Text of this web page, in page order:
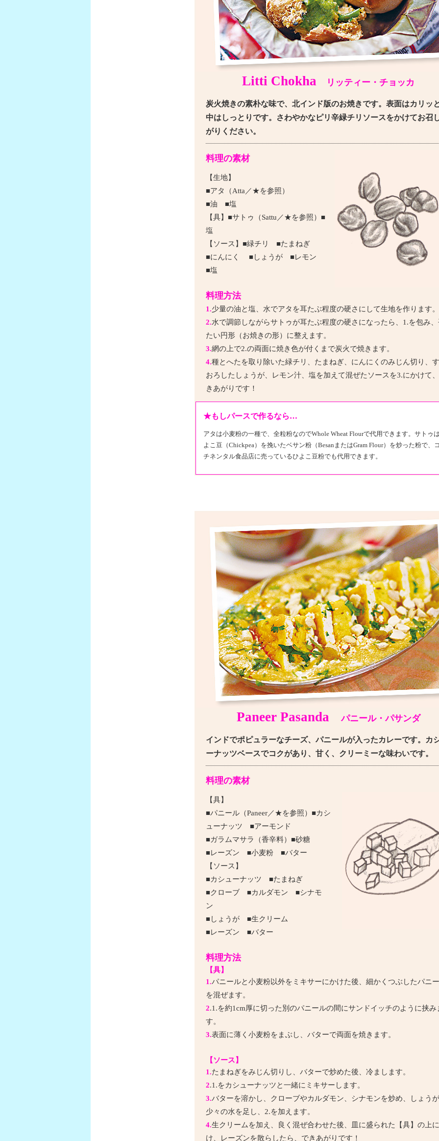
Litti Chokha リッティー・チョッカ
炭火焼きの素朴な味で、北インド版のお焼きです。表面はカリッ
中はしっとりです。さわやかなピリ辛緑チリソースをかけてお召
がりください。
料理の素材
【生地】
■アタ（Atta／★を参照）
■油 ■塩
【具】■サトゥ（Sattu／★を参照）■
塩
【ソース】■緑チリ ■たまねぎ
■にんにく ■しょうが ■レモン
■塩
料理方法
1.少量の油と塩、水でアタを耳たぶ程度の硬さにして生地を作ります。
2.水で調節しながらサトゥが耳たぶ程度の硬さになったら、1.を包み
たい円形（お焼きの形）に整えます。
3.網の上で2.の両面に焼き色が付くまで炭火で焼きます。
4.種とへたを取り除いた緑チリ、たまねぎ、にんにくのみじん切り、
おろしたしょうが、レモン汁、塩を加えて混ぜたソースを3.にかけて
きあがりです！
★もしパースで作るなら…
アタは小麦粉の一種で、全粒粉なのでWhole Wheat Flourで代用できます。サトゥ
よこ豆（Chickpea）を挽いたベサン粉（BesanまたはGram Flour）を炒った粉で、
チネンタル食品店に売っているひよこ豆粉でも代用できます。
Paneer Pasanda パニール・パサンダ
インドでポピュラーなチーズ、パニールが入ったカレーです。カ
ーナッツベースでコクがあり、甘く、クリーミーな味わいです。
料理の素材
【具】
■パニール（Paneer／★を参照）■カシ
ューナッツ ■アーモンド
■ガラムマサラ（香辛料）■砂糖
■レーズン ■小麦粉 ■バター
【ソース】
■カシューナッツ ■たまねぎ
■クローブ ■カルダモン ■シナモ
ン
■しょうが ■生クリーム
■レーズン ■バター
料理方法
【具】
1.パニールと小麦粉以外をミキサーにかけた後、細かくつぶしたパニ
を混ぜます。
2.1.を約1cm厚に切った別のパニールの間にサンドイッチのように挟み
す。
3.表面に薄く小麦粉をまぶし、バターで両面を焼きます。
【ソース】
1.たまねぎをみじん切りし、バターで炒めた後、冷まします。
2.1.をカシューナッツと一緒にミキサーします。
3.バターを溶かし、クローブやカルダモン、シナモンを炒め、しょう
少々の水を足し、2.を加えます。
4.生クリームを加え、良く混ぜ合わせた後、皿に盛られた【具】の上
け、レーズンを散らしたら、できあがりです！